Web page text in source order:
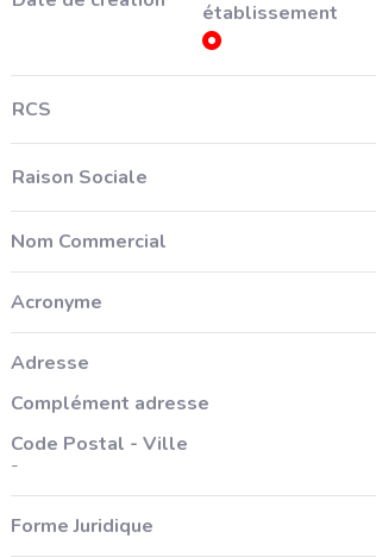
établissement
RCS
Raison Sociale
Nom Commercial
Acronyme
Adresse
Complément adresse
Code Postal - Ville
-
Forme Juridique